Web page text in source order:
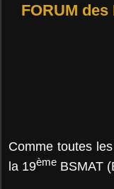
FORUM des
Comme toutes
la 19ème BSMAT